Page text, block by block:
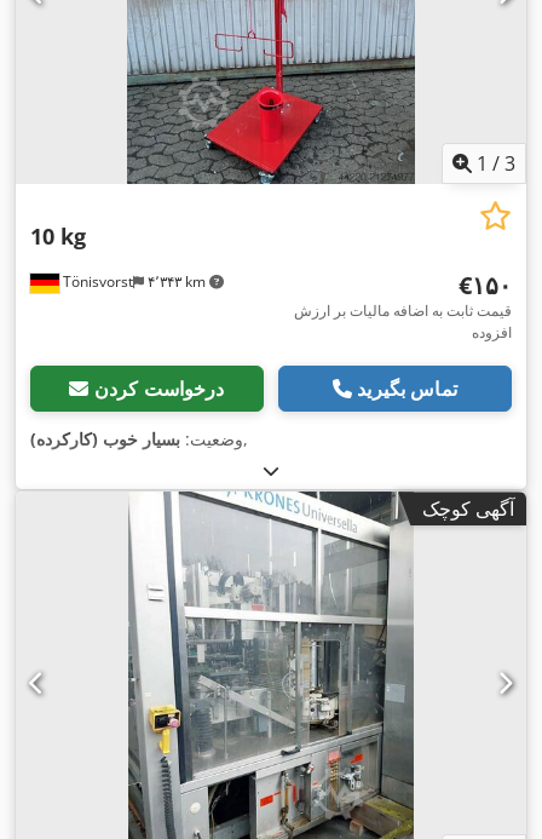
1 /3
Tönisvorst ۴٬۳۴۳ km
10 kg
‎€۱۵۰
قیمت ثابت به اضافه مالیات بر ارزش
افزوده
درخواست کردن تماس بگیرید
وضعیت: بسیار خوب (کارکرده) ,
آگهی کوچک